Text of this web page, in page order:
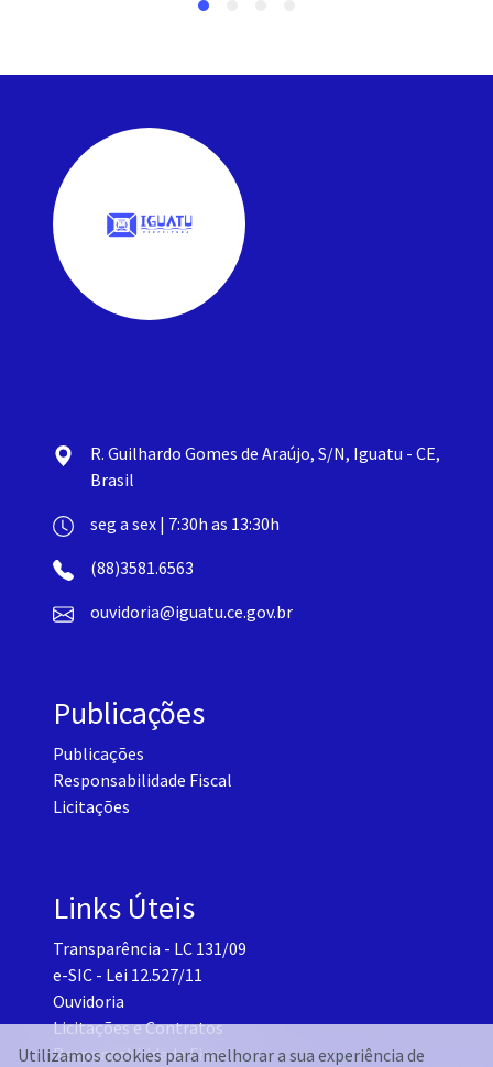
R. Guilhardo Gomes de Araújo, S/N, Iguatu - CE,
Brasil
seg a sex | 7:30h as 13:30h
(88)3581.6563
ouvidoria@iguatu.ce.gov.br
Publicações
Publicações
Responsabilidade Fiscal
Licitações
Links Úteis
Transparência - LC 131/09
e-SIC - Lei 12.527/11
Ouvidoria
Licitações e Contratos
Responsabilidade Fiscal
Utilizamos cookies para melhorar a sua experiência de